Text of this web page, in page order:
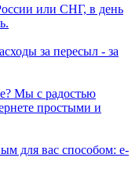
или СНГ, в день
за пересыл - за
Мы с радостью
простыми и
для вас способом: e-